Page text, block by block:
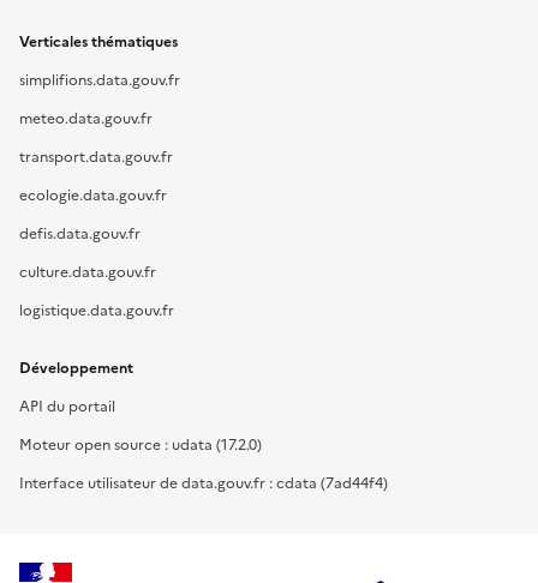
Verticales thématiques
simplifions.data.gouv.fr
meteo.data.gouv.fr
transport.data.gouv.fr
ecologie.data.gouv.fr
defis.data.gouv.fr
culture.data.gouv.fr
logistique.data.gouv.fr
Développement
API du portail
Moteur open source : udata (17.2.0)
Interface utilisateur de data.gouv.fr : cdata (7ad44f4)